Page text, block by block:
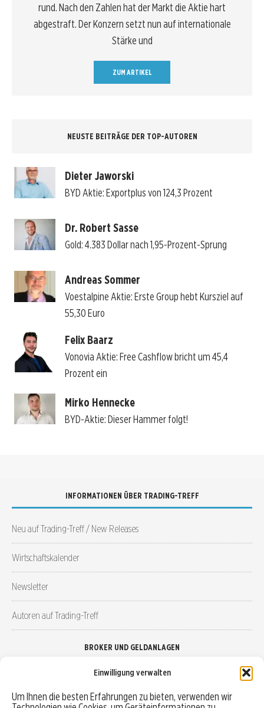
Einwilligung verwalten
Um Ihnen die besten Erfahrungen zu bieten, verwenden wir
rund. Nach den Zahlen hat der Markt die Aktie hart
abgestraft. Der Konzern setzt nun auf internationale
Stärke und
ZUM ARTIKEL
NEUSTE BEITRÄGE DER TOP-AUTOREN
Dieter Jaworski
BYD Aktie: Exportplus von 124,3 Prozent
Dr. Robert Sasse
Gold: 4.383 Dollar nach 1,95-Prozent-Sprung
Andreas Sommer
Voestalpine Aktie: Erste Group hebt Kursziel auf
55,30 Euro
Felix Baarz
Vonovia Aktie: Free Cashflow bricht um 45,4
Prozent ein
Mirko Hennecke
BYD-Aktie: Dieser Hammer folgt!
INFORMATIONEN ÜBER TRADING-TREFF
Neu auf Trading-Treff / New Releases
Wirtschaftskalender
Newsletter
Autoren auf Trading-Treff
BROKER UND GELDANLAGEN